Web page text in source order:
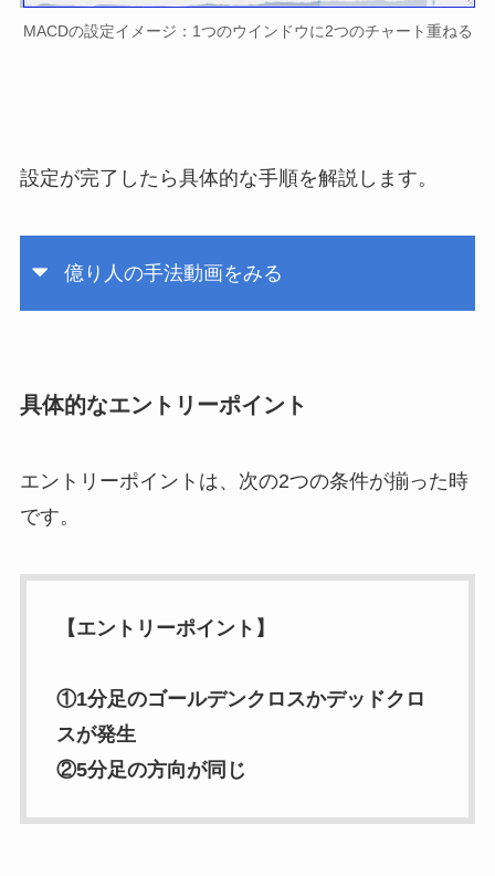
MACDの設定イメージ：1つのウインドウに2つのチャート重ねる
設定が完了したら具体的な手順を解説します。
億り人の手法動画をみる
具体的なエントリーポイント
エントリーポイントは、次の2つの条件が揃った時
です。
【エントリーポイント】
①1分足のゴールデンクロスかデッドクロ
スが発生
②5分足の方向が同じ